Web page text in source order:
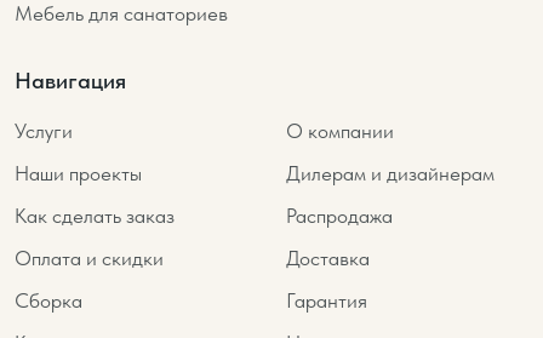
Мебель для санаториев
Навигация
Услуги
О компании
Наши проекты
Дилерам и дизайнерам
Как сделать заказ
Распродажа
Оплата и скидки
Доставка
Сборка
Гарантия